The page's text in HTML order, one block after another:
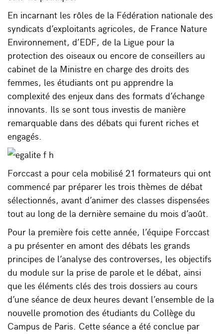
En incarnant les rôles de la Fédération nationale des
syndicats d’exploitants agricoles, de France Nature
Environnement, d’EDF, de la Ligue pour la
protection des oiseaux ou encore de conseillers au
cabinet de la Ministre en charge des droits des
femmes, les étudiants ont pu apprendre la
complexité des enjeux dans des formats d’échange
innovants. Ils se sont tous investis de manière
remarquable dans des débats qui furent riches et
engagés.
Forccast a pour cela mobilisé 21 formateurs qui ont
commencé par préparer les trois thèmes de débat
sélectionnés, avant d’animer des classes dispensées
tout au long de la dernière semaine du mois d’août.
Pour la première fois cette année, l’équipe Forccast
a pu présenter en amont des débats les grands
principes de l’analyse des controverses, les objectifs
du module sur la prise de parole et le débat, ainsi
que les éléments clés des trois dossiers au cours
d’une séance de deux heures devant l’ensemble de la
nouvelle promotion des étudiants du Collège du
Campus de Paris. Cette séance a été conclue par